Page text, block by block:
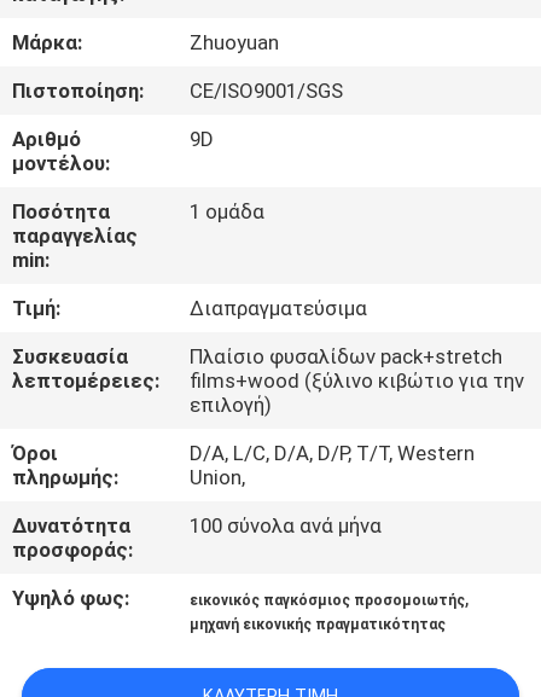
ΜΕ
ΕΜΆΣ
ΞΕΝΆΓΗΣΗ
ΣΤΟ
ΕΡΓΟΣΤΆΣΙΟ
ΕΛΕΓΧΟΣ
ΠΟΙΌΤΗΤΑΣ
ΕΠΙΚΟΙΝΩΝΉΣΤΕ
ΜΑΖΊ
ΜΑΣ
ΝΈΑ
ΥΠΟΘΈΣΕΙΣ
Μάρκα:
Zhuoyuan
Πιστοποίηση:
CE/ISO9001/SGS
Αριθμό
μοντέλου:
9D
Ποσότητα
παραγγελίας
min:
1 ομάδα
Τιμή:
Διαπραγματεύσιμα
Συσκευασία
λεπτομέρειες:
Πλαίσιο φυσαλίδων pack+stretch
films+wood (ξύλινο κιβώτιο για την
επιλογή)
Όροι
πληρωμής:
D/A, L/C, D/A, D/P, T/T, Western
Union,
Δυνατότητα
προσφοράς:
100 σύνολα ανά μήνα
Υψηλό φως: εικονικός παγκόσμιος προσομοιωτής,
μηχανή εικονικής πραγματικότητας